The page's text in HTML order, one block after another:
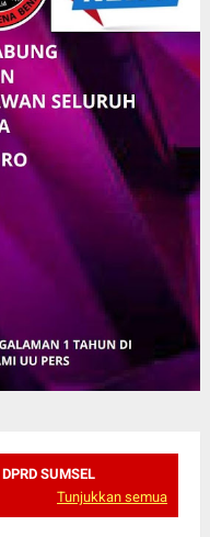
DPRD SUMSEL
Tunjukkan semua